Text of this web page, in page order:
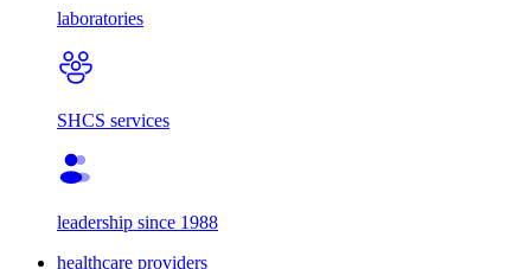
laboratories
SHCS services
leadership since 1988
healthcare providers